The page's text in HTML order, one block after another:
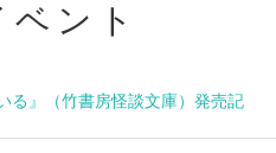
ベント
る』（竹書房怪談文庫）発売記